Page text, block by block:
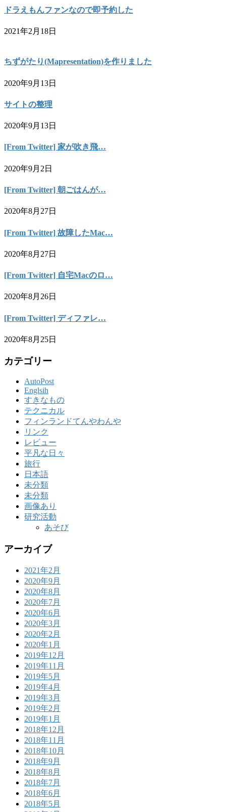
ドラえもんファンなので即予約した
2021年2月18日
ちずがたり(Mapresentation)を作りました
2020年9月13日
サイトの整理
2020年9月13日
[From Twitter] 家が吹き飛…
2020年9月2日
[From Twitter] 朝ごはんが…
2020年8月27日
[From Twitter] 故障したMac…
2020年8月27日
[From Twitter] 自宅Macのロ…
2020年8月26日
[From Twitter] ディファレ…
2020年8月25日
カテゴリー
AutoPost
Englsih
すきなもの
テクニカル
フィンランドてんやわんや
リンク
レビュー
平凡な日々
旅行
日本語
未分類
未分類
画像あり
研究活動
あそび
アーカイブ
2021年2月
2020年9月
2020年8月
2020年7月
2020年6月
2020年3月
2020年2月
2020年1月
2019年12月
2019年11月
2019年5月
2019年4月
2019年3月
2019年2月
2019年1月
2018年12月
2018年11月
2018年10月
2018年9月
2018年8月
2018年7月
2018年6月
2018年5月